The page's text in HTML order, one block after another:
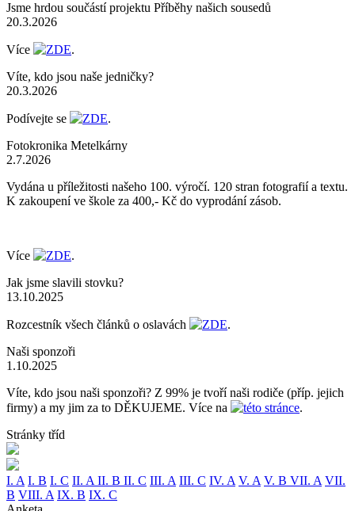
Jsme hrdou součástí projektu Příběhy našich sousedů
20.3.2026
Více ZDE.
Víte, kdo jsou naše jedničky?
20.3.2026
Podívejte se ZDE.
Fotokronika Metelkárny
2.7.2026
Vydána u příležitosti našeho 100. výročí. 120 stran fotografií a textu.
K zakoupení ve škole za 400,- Kč do vyprodání zásob.
Více ZDE.
Jak jsme slavili stovku?
13.10.2025
Rozcestník všech článků o oslavách ZDE.
Naši sponzoři
1.10.2025
Víte, kdo jsou naši sponzoři? Z 99% je tvoří naši rodiče (příp. jejich
firmy) a my jim za to DĚKUJEME. Více na
této stránce.
Stránky tříd
I. A I. B I. C II. A II. B II. C III. A III. C IV. A V. A V. B VII. A VII.
B VIII. A IX. B IX. C